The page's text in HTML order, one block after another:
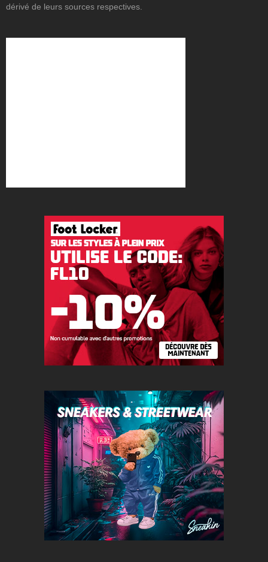
dérivé de leurs sources respectives.